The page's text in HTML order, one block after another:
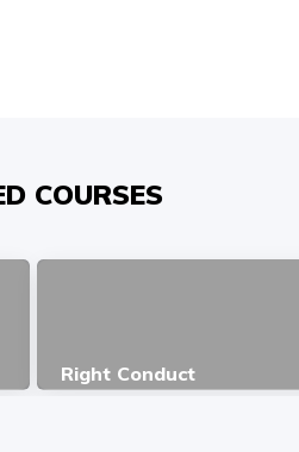
COURSES
Right Conduct